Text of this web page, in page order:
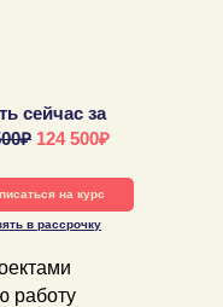
в рассрочку
сейчас за
124 500₽
работу
на курс